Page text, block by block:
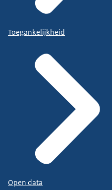
Toegankelijkheid
Open data